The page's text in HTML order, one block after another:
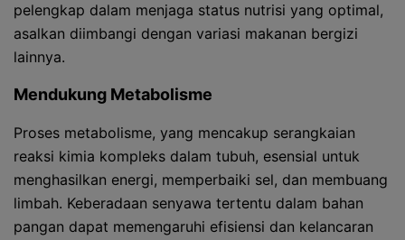
pelengkap dalam menjaga status nutrisi yang optimal,
asalkan diimbangi dengan variasi makanan bergizi
lainnya.
Mendukung Metabolisme
Proses metabolisme, yang mencakup serangkaian
reaksi kimia kompleks dalam tubuh, esensial untuk
menghasilkan energi, memperbaiki sel, dan membuang
limbah. Keberadaan senyawa tertentu dalam bahan
pangan dapat memengaruhi efisiensi dan kelancaran